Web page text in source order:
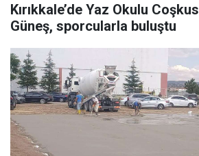
Kırıkkale’de Yaz Okulu
Güneş, sporcularla buluştu